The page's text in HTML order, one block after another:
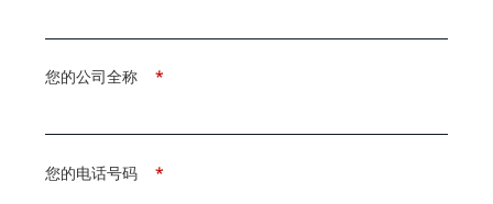
*
您的公司全称
*
您的电话号码